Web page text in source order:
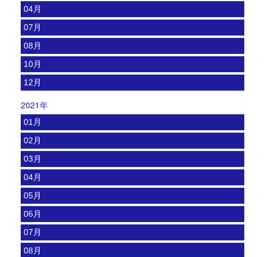
04月
07月
08月
10月
12月
2021年
01月
02月
03月
04月
05月
06月
07月
08月